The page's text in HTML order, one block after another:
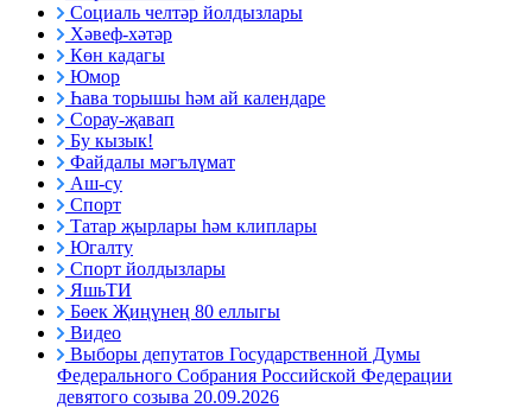
Социаль челтәр йолдызлары
Хәвеф-хәтәр
Көн кадагы
Юмор
Һава торышы һәм ай календаре
Сорау-җавап
Бу кызык!
Файдалы мәгълүмат
Аш-су
Спорт
Татар җырлары һәм клиплары
Югалту
Спорт йолдызлары
ЯшьТИ
Бөек Җиңүнең 80 еллыгы
Видео
Выборы депутатов Государственной Думы
Федерального Собрания Российской Федерации
девятого созыва 20.09.2026